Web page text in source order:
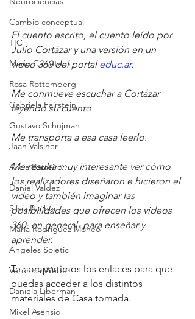
Cambio conceptual
TIC
Mario Carretero
Rosa Rottemberg
Gabriela Fairstein
Gustavo Schujman
Jaan Valsiner
Alicia Barreiro
Daniel Valdez
Silvia Bacher
María Rodriguez Moneo
Ángeles Soletic
Verónica Weber
Daniela Liberman
Mikel Asensio
El cuento escrito, el cuento leído por
Julio Cortázar y una versión en un
video 360 del portal educ.ar.
Me conmueve escuchar a Cortázar
leyendo su cuento.
Me transporta a esa casa leerlo.
Me resulta muy interesante ver cómo
los realizadores diseñaron e hicieron el
video y también imaginar las
posibilidades que ofrecen los videos
360- en general- para enseñar y
aprender.
Te compartimos los enlaces para que
puedas acceder a los distintos
materiales de Casa tomada.